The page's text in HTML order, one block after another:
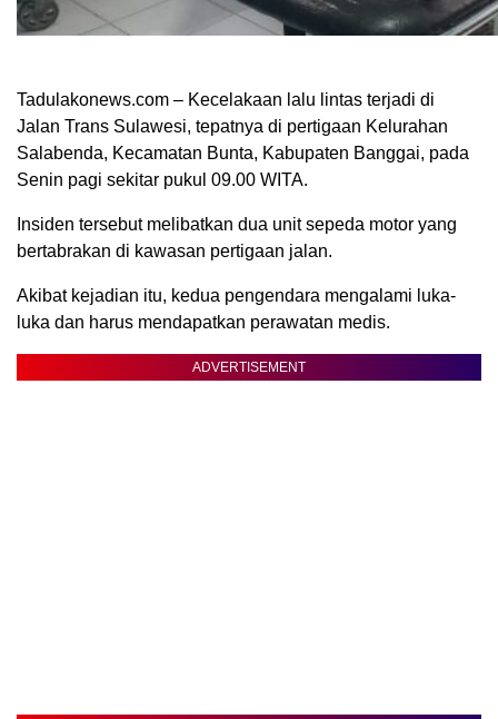
Tadulakonews.com – Kecelakaan lalu lintas terjadi di
Jalan Trans Sulawesi, tepatnya di pertigaan Kelurahan
Salabenda, Kecamatan Bunta, Kabupaten Banggai, pada
Senin pagi sekitar pukul 09.00 WITA.
Insiden tersebut melibatkan dua unit sepeda motor yang
bertabrakan di kawasan pertigaan jalan.
Akibat kejadian itu, kedua pengendara mengalami luka-
luka dan harus mendapatkan perawatan medis.
ADVERTISEMENT